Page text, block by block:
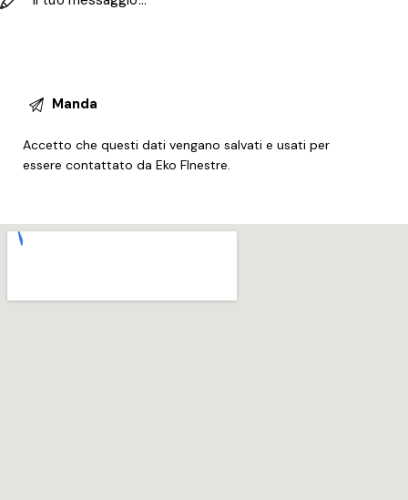
Accetto che questi dati vengano salvati e usati per
essere contattato da Eko FInestre.